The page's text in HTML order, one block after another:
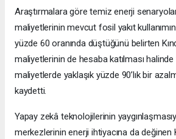
Araştırmalara göre temiz enerji
maliyetlerinin mevcut fosil yakıt
yüzde 60 oranında düştüğünü belirten
maliyetlerinin de hesaba katılması
maliyetlerde yaklaşık yüzde 90’lık bir
kaydetti.
Yapay zekâ teknolojilerinin
merkezlerinin enerji ihtiyacına da değinen